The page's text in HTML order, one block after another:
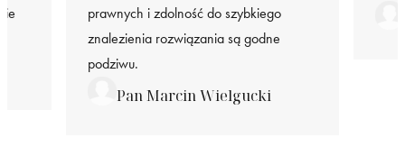
prawnych i zdolność do szybkiego
znalezienia rozwiązania są godne
podziwu.
Pan Marcin Wielgucki